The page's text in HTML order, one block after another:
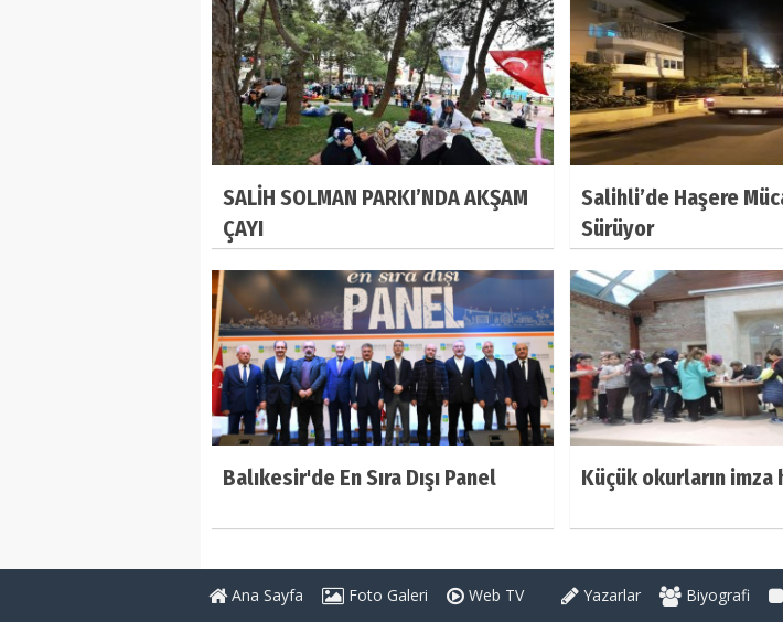
SALİH SOLMAN PARKI’NDA AKŞAM
ÇAYI
Salihli’de Haşere
Sürüyor
Balıkesir'de En Sıra Dışı Panel Küçük okurların imza
Ana Sayfa Foto Galeri Web TV Yazarlar Biyografi